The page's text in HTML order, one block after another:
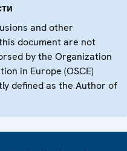
and other
document are not
by the Organization
in Europe (OSCE)
defined as the Author of